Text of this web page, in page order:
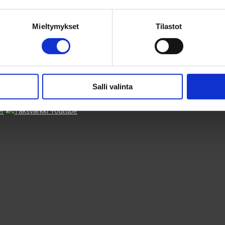
Mieltymykset Tilastot
Salli valinta